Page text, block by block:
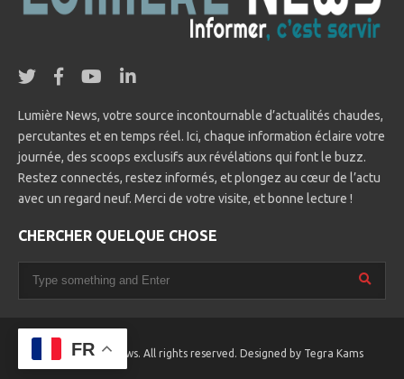
Lumière News, votre source incontournable d’actualités chaudes,
percutantes et en temps réel. Ici, chaque information éclaire votre
journée, des scoops exclusifs aux révélations qui font le buzz.
Restez connectés, restez informés, et plongez au cœur de l’actu
avec un regard neuf. Merci de votre visite, et bonne lecture !
CHERCHER QUELQUE CHOSE
© 2025 Lumière News. All rights reserved. Designed by Tegra Kams
FR